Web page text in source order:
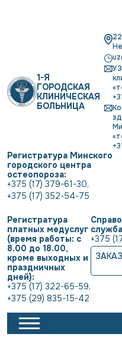
1-Я
ГОРОДСКАЯ
КЛИНИЧЕСКАЯ
БОЛЬНИЦА
Регистратура Минского
городского центра
остеопороза:
+375 (17) 379-61-30,
+375 (17) 352-54-75
Регистратура
платных медуслуг
(время работы: с
8.00 до 18.00,
кроме выходных и
праздничных
дней):
+375 (17) 322-65-59,
+375 (29) 835-15-42
+375